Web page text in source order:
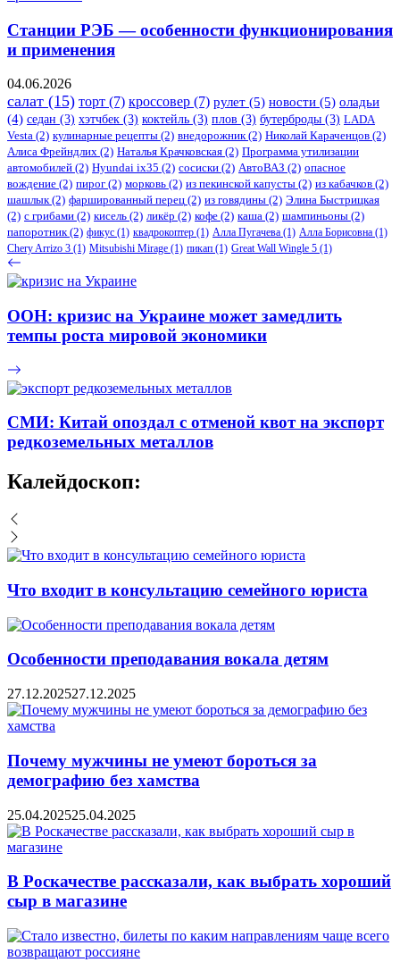
Станции РЭБ — особенности функционирования
и применения
04.06.2026
салат (15) торт (7) кроссовер (7) рулет (5) новости (5) оладьи
(4) седан (3) хэтчбек (3) коктейль (3) плов (3) бутерброды (3) LADA
Vesta (2) кулинарные рецепты (2) внедорожник(2) Николай Караченцов (2)
Алиса Фрейндлих (2) Наталья Крачковская (2) Программа утилизации
автомобилей (2) ​Hyundai ix35 (2) сосиски (2) АвтоВАЗ (2) опасное
вождение (2) пирог (2) морковь (2) из пекинской капусты (2) из кабачков (2)
шашлык(2) фаршированный перец (2) из говядины (2) Элина Быстрицкая
(2) с грибами (2) кисель (2) ликёр (2) кофе (2) каша (2) шампиньоны (2)
папоротник(2) фикус (1) квадрокоптер (1) Алла Пугачева (1) Алла Борисовна (1)
Chery Arrizo 3 (1) Mitsubishi Mirage (1) пикап (1) Great Wall Wingle 5 (1)
ООН: кризис на Украине может замедлить
темпы роста мировой экономики
СМИ: Китай опоздал с отменой квот на экспорт
редкоземельных металлов
Калейдоскоп:
Что входит в консультацию семейного юриста
Особенности преподавания вокала детям
27.12.202527.12.2025
Почему мужчины не умеют бороться за
демографию без хамства
25.04.202525.04.2025
В Роскачестве рассказали, как выбрать хороший
сыр в магазине